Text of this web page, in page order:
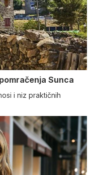
Sunca
i niz praktičnih